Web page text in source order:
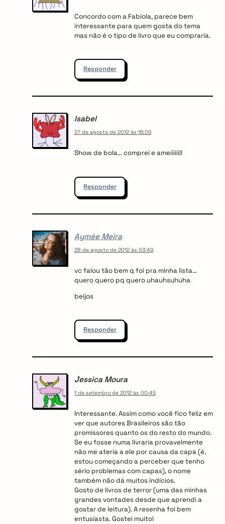
Concordo com a Fabiola, parece bem
interessante para quem gosta do tema
mas não é o tipo de livro que eu compraria.
Responder
Isabel
27 de agosto de 2012 às 16:09
Show de bola… comprei e ameiiiiii!!
Responder
Aymée Meira
28 de agosto de 2012 às 03:49
vc falou tão bem q foi pra minha lista…
quero quero pq quero uhauhsuhuha
beijos
Responder
Jessica Moura
1 de setembro de 2012 às 00:45
Interessante. Assim como você fico feliz em
ver que autores Brasileiros são tão
promissores quanto os do resto do mundo.
Se eu fosse numa livraria provavelmente
não me ateria a ele por causa da capa (é,
estou começando a perceber que tenho
sério problemas com capas), o nome
também não dá muitos indícios.
Gosto de livros de terror (uma das minhas
grandes vontades desde que aprendi a
gostar de leitura). A resenha foi bem
entusiasta. Gostei muito!